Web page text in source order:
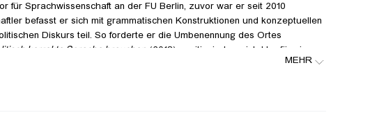
für Sprachwissenschaft an der FU Berlin, zuvor war er seit 2010
befasst er sich mit grammatischen Konstruktionen und konzeptuellen
Diskurs teil. So forderte er die Umbenennung des Ortes
korrekte Sprache brauchen (2018) positioniert er sich klar für eine
und Astrid Mania, Professor*innen für Theorie & Geschichte an der
MEHR